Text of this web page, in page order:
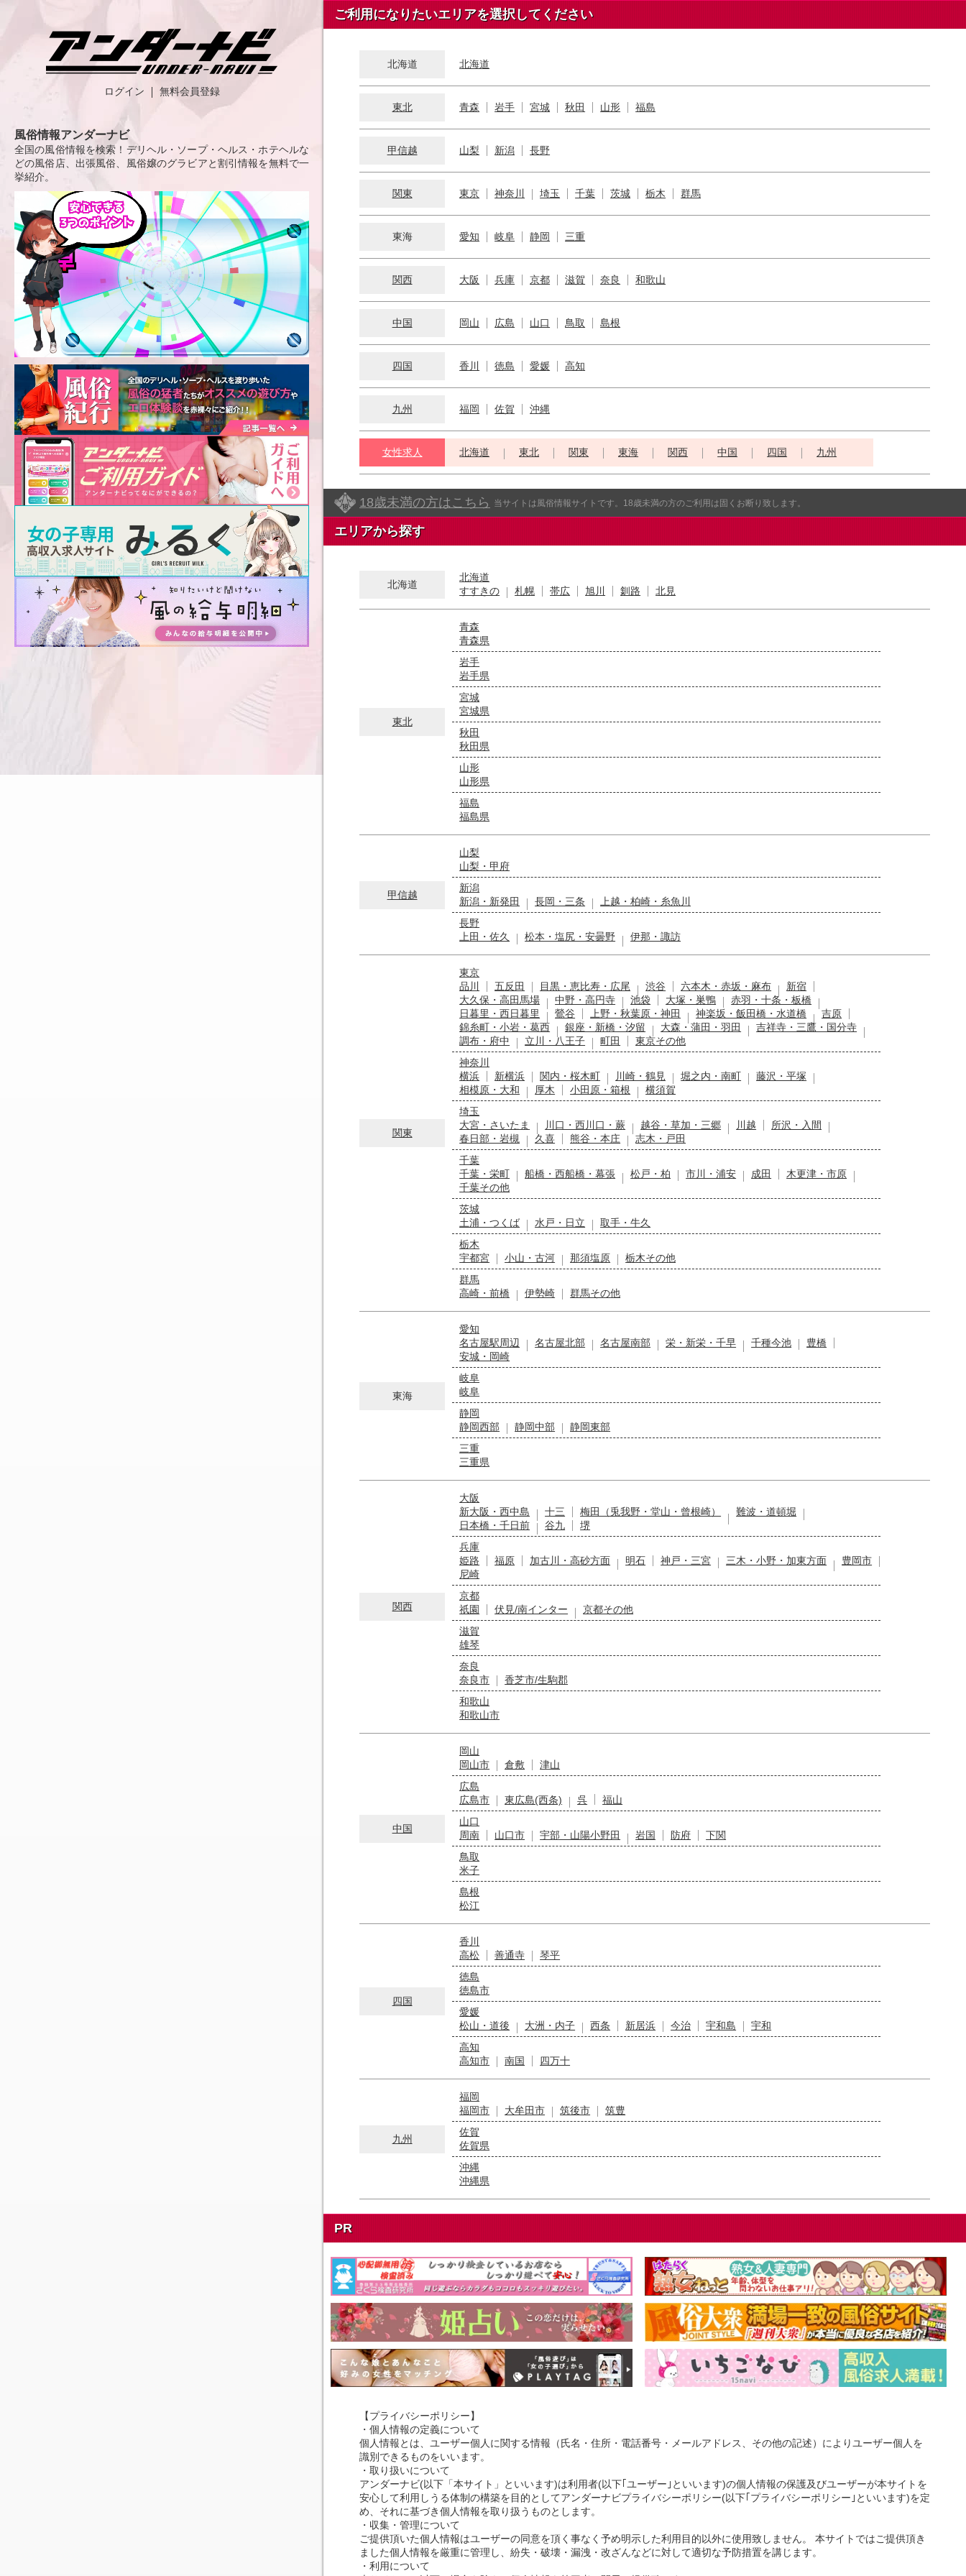
ログイン 無料会員登録
風俗情報アンダーナビ
全国の風俗情報を検索！デリヘル・ソープ・ヘルス・ホテヘルな
どの風俗店、出張風俗、風俗嬢のグラビアと割引情報を無料で一
挙紹介。
ご利用になりたいエリアを選択してください
北海道 北海道
東北 青森 岩手 宮城 秋田 山形 福島
甲信越 山梨 新潟 長野
関東 東京 神奈川 埼玉 千葉 茨城 栃木 群馬
東海 愛知 岐阜 静岡 三重
関西 大阪 兵庫 京都 滋賀 奈良 和歌山
中国 岡山 広島 山口 鳥取 島根
四国 香川 徳島 愛媛 高知
九州 福岡 佐賀 沖縄
女性求人 北海道 東北 関東 東海 関西 中国 四国 九州
18歳未満の方はこちら 当サイトは風俗情報サイトです。18歳未満の方のご利用は固くお断り致します。
エリアから探す
北海道
北海道
すすきの
札幌 帯広 旭川 釧路 北見
東北
青森
青森県
岩手
岩手県
宮城
宮城県
秋田
秋田県
山形
山形県
福島
福島県
甲信越
山梨
山梨・甲府
新潟
新潟・新発田
長岡・三条
上越・柏崎・糸魚川
長野
上田・佐久
松本・塩尻・安曇野 伊那・諏訪
関東
東京
品川
五反田 目黒・恵比寿・広尾 渋谷 六本木・赤坂・麻布
新宿
大久保・高田馬場
中野・高円寺 池袋 大塚・巣鴨
赤羽・十条・板橋
日暮里・西日暮里
鶯谷 上野・秋葉原・神田 神楽坂・飯田橋・水道橋
吉原
錦糸町・小岩・葛西
銀座・新橋・汐留 大森・蒲田・羽田
吉祥寺・三鷹・国分寺
調布・府中
立川・八王子 町田
東京その他
神奈川
横浜
新横浜 関内・桜木町 川崎・鶴見 堀之内・南町
藤沢・平塚
相模原・大和
厚木 小田原・箱根
横須賀
埼玉
大宮・さいたま
川口・西川口・蕨 越谷・草加・三郷 川越
所沢・入間
春日部・岩槻
久喜 熊谷・本庄
志木・戸田
千葉
千葉・栄町
船橋・西船橋・幕張 松戸・柏 市川・浦安 成田
木更津・市原
千葉その他
茨城
土浦・つくば
水戸・日立
取手・牛久
栃木
宇都宮
小山・古河 那須塩原
栃木その他
群馬
高崎・前橋
伊勢崎 群馬その他
東海
愛知
名古屋駅周辺
名古屋北部 名古屋南部 栄・新栄・千早 千種今池
豊橋
安城・岡崎
岐阜
岐阜
静岡
静岡西部
静岡中部
静岡東部
三重
三重県
関西
大阪
新大阪・西中島
十三 梅田（兎我野・堂山・曾根崎）
難波・道頓堀
日本橋・千日前
谷九
堺
兵庫
姫路
福原 加古川・高砂方面 明石 神戸・三宮 三木・小野・加東方面
豊岡市
尼崎
京都
祇園
伏見/南インター
京都その他
滋賀
雄琴
奈良
奈良市
香芝市/生駒郡
和歌山
和歌山市
中国
岡山
岡山市
倉敷
津山
広島
広島市
東広島(西条) 呉
福山
山口
周南
山口市 宇部・山陽小野田 岩国 防府
下関
鳥取
米子
島根
松江
四国
香川
高松
善通寺
琴平
徳島
徳島市
愛媛
松山・道後
大洲・内子 西条 新居浜 今治 宇和島
宇和
高知
高知市
南国 四万十
九州
福岡
福岡市
大牟田市 筑後市
筑豊
佐賀
佐賀県
沖縄
沖縄県
PR
【プライバシーポリシー】
・個人情報の定義について
個人情報とは、ユーザー個人に関する情報（氏名・住所・電話番号・メールアドレス、その他の記述）によりユーザー個人を
識別できるものをいいます。
・取り扱いについて
アンダーナビ(以下「本サイト」といいます)は利用者(以下｢ユーザー｣といいます)の個人情報の保護及びユーザーが本サイトを
安心して利用しうる体制の構築を目的としてアンダーナビプライバシーポリシー(以下｢プライバシーポリシー｣といいます)を定
め、それに基づき個人情報を取り扱うものとします。
・収集・管理について
ご提供頂いた個人情報はユーザーの同意を頂く事なく予め明示した利用目的以外に使用致しません。 本サイトではご提供頂き
ました個人情報を厳重に管理し、紛失・破壊・漏洩・改ざんなどに対して適切な予防措置を講じます。
・利用について